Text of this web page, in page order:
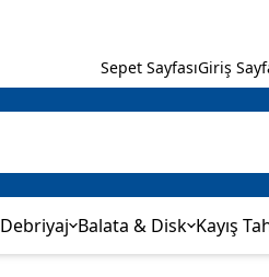
Sepet SayfasıGiriş
Debriyaj Balata & Disk Kayış